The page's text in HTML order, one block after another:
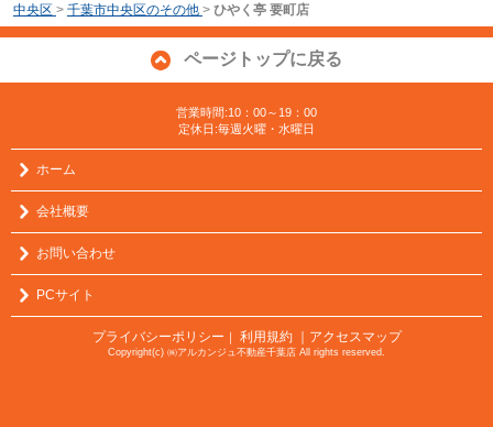
中央区 > 千葉市中央区のその他 > ひやく亭 要町店
ページトップに戻る
営業時間:10：00～19：00
定休日:毎週火曜・水曜日
ホーム
会社概要
お問い合わせ
PCサイト
プライバシーポリシー ｜ 利用規約 ｜アクセスマップ
Copyright(c) ㈱アルカンジュ不動産千葉店 All rights reserved.